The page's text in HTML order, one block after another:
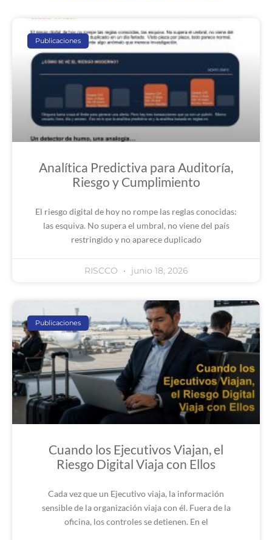
Publicaciones
Analítica Predictiva para Auditoría,
Riesgo y Cumplimiento
El riesgo digital de hoy no rompe las reglas conocidas:
las esquiva. No supera el umbral, no viene del país
restringido y no aparece duplicado
RISCCO junio 18, 2026
Publicaciones
Cuando los Ejecutivos Viajan, el
Riesgo Digital Viaja con Ellos
Cada vez que un Ejecutivo viaja, la información
sensible de la organización viaja con él. Fuera de la
oficina, los controles se detienen. En el